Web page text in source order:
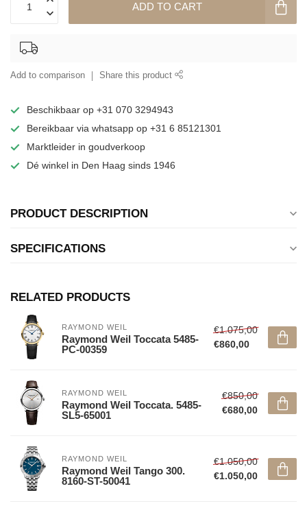
ADD TO CART
Add to comparison Share this product
Beschikbaar op +31 070 3294943
Bereikbaar via whatsapp op +31 6 85121301
Marktleider in goudverkoop
Dé winkel in Den Haag sinds 1946
PRODUCT DESCRIPTION
SPECIFICATIONS
RELATED PRODUCTS
RAYMOND WEIL
Raymond Weil Toccata 5485-
PC-00359
€1.075,00
€860,00
RAYMOND WEIL
Raymond Weil Toccata. 5485-
SL5-65001
€850,00
€680,00
RAYMOND WEIL
Raymond Weil Tango 300.
8160-ST-50041
€1.050,00
€1.050,00